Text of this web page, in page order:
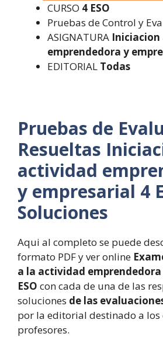
CURSO 4 ESO
Pruebas de Control y
ASIGNATURA
emprendedora y
EDITORIAL Todas
Pruebas de
Resueltas
actividad
y empresarial 4
Soluciones
Aqui al completo se puede
formato PDF y ver online
a la actividad
ESO con cada de una de las
soluciones de las
por la editorial destinado a los
profesores.